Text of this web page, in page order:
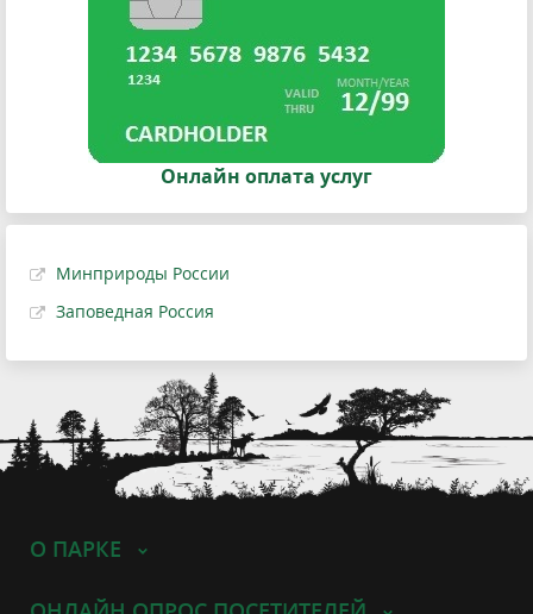
Онлайн оплата услуг
Минприроды России
Заповедная Россия
О ПАРКЕ